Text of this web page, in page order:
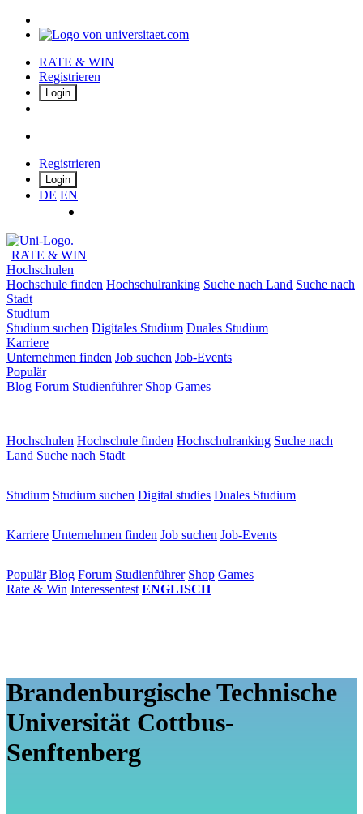
RATE & WIN
Registrieren
Login
Registrieren
Login
DE EN
RATE & WIN
Hochschulen
Hochschule finden Hochschulranking Suche nach Land Suche nach
Stadt
Studium
Studium suchen Digitales Studium Duales Studium
Karriere
Unternehmen finden Job suchen Job-Events
Populär
Blog Forum Studienführer Shop Games
Hochschulen Hochschule finden Hochschulranking Suche nach
Land Suche nach Stadt
Studium Studium suchen Digital studies Duales Studium
Karriere Unternehmen finden Job suchen Job-Events
Populär Blog Forum Studienführer Shop Games
Rate & Win Interessentest ENGLISCH
Brandenburgische Technische
Universität Cottbus-
Senftenberg